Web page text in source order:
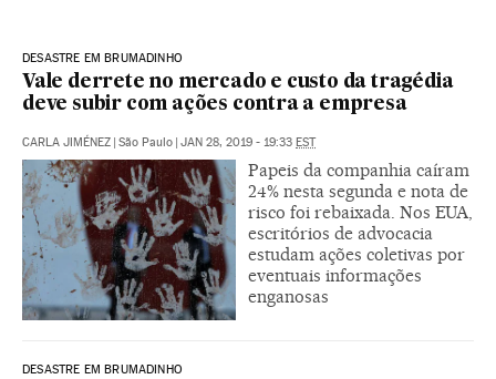
DESASTRE EM BRUMADINHO
Vale derrete no mercado e custo da tragédia
deve subir com ações contra a empresa
CARLA JIMÉNEZ | São Paulo | JAN 28, 2019 - 19:33 EST
Papeis da companhia caíram
24% nesta segunda e nota de
risco foi rebaixada. Nos EUA,
escritórios de advocacia
estudam ações coletivas por
eventuais informações
enganosas
DESASTRE EM BRUMADINHO